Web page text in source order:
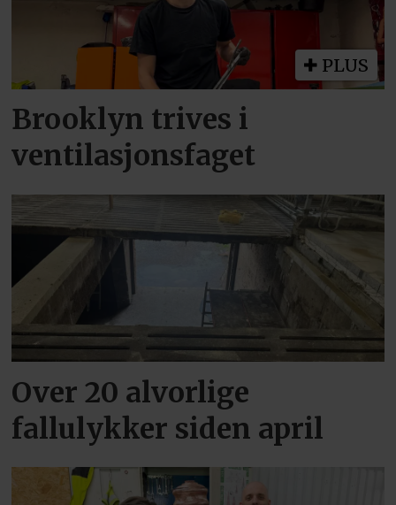
PLUS
Brooklyn trives i
ventilasjonsfaget
Over 20 alvorlige
fallulykker siden april